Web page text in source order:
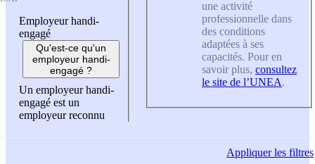
Employeur handi-
engagé
Qu'est-ce qu'un
employeur handi-
engagé ?
Un employeur handi-
engagé est un
employeur reconnu
une activité
professionnelle dans
des conditions
adaptées à ses
capacités. Pour en
savoir plus, consultez
le site de l’UNEA.
Appliquerles filtres